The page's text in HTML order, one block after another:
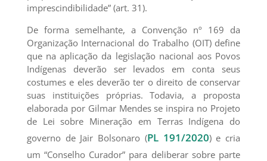
imprescindibilidade” (art. 31).
De forma semelhante, a Convenção nº 169 da
Organização Internacional do Trabalho (OIT) define
que na aplicação da legislação nacional aos Povos
Indígenas deverão ser levados em conta seus
costumes e eles deverão ter o direito de conservar
suas instituições próprias. Todavia, a proposta
elaborada por Gilmar Mendes se inspira no Projeto
de Lei sobre Mineração em Terras Indígena do
governo de Jair Bolsonaro (PL 191/2020) e cria
um “Conselho Curador” para deliberar sobre parte